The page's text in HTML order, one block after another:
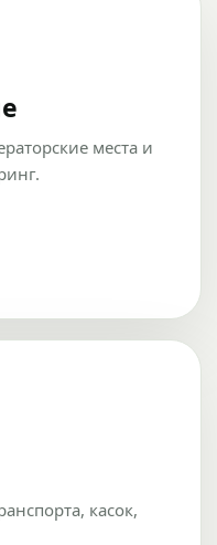
места и
касок,